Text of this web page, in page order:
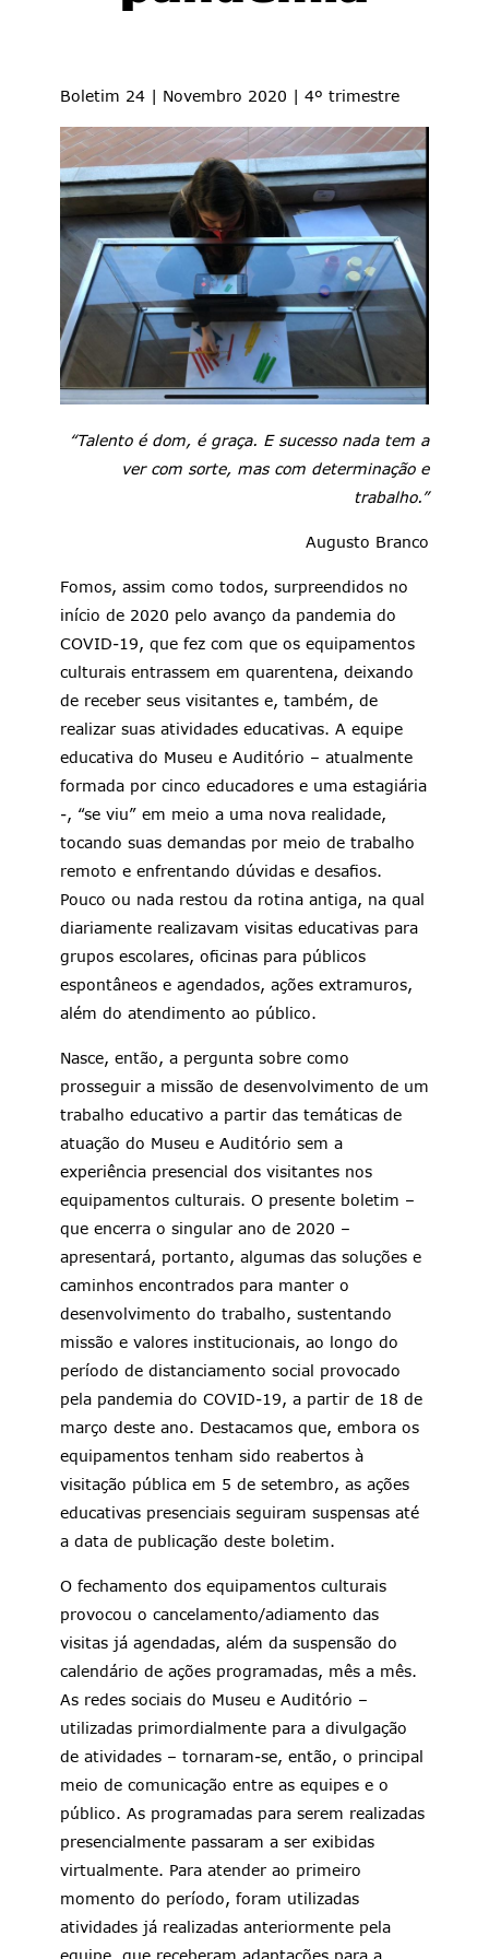
Boletim 24 | Novembro 2020 | 4º trimestre
“Talento é dom, é graça. E sucesso nada tem a
ver com sorte, mas com determinação e
trabalho.”
Augusto Branco
Fomos, assim como todos, surpreendidos no
início de 2020 pelo avanço da pandemia do
COVID-19, que fez com que os equipamentos
culturais entrassem em quarentena, deixando
de receber seus visitantes e, também, de
realizar suas atividades educativas. A equipe
educativa do Museu e Auditório – atualmente
formada por cinco educadores e uma estagiária
-, “se viu” em meio a uma nova realidade,
tocando suas demandas por meio de trabalho
remoto e enfrentando dúvidas e desafios.
Pouco ou nada restou da rotina antiga, na qual
diariamente realizavam visitas educativas para
grupos escolares, oficinas para públicos
espontâneos e agendados, ações extramuros,
além do atendimento ao público.
Nasce, então, a pergunta sobre como
prosseguir a missão de desenvolvimento de um
trabalho educativo a partir das temáticas de
atuação do Museu e Auditório sem a
experiência presencial dos visitantes nos
equipamentos culturais. O presente boletim –
que encerra o singular ano de 2020 –
apresentará, portanto, algumas das soluções e
caminhos encontrados para manter o
desenvolvimento do trabalho, sustentando
missão e valores institucionais, ao longo do
período de distanciamento social provocado
pela pandemia do COVID-19, a partir de 18 de
março deste ano. Destacamos que, embora os
equipamentos tenham sido reabertos à
visitação pública em 5 de setembro, as ações
educativas presenciais seguiram suspensas até
a data de publicação deste boletim.
O fechamento dos equipamentos culturais
provocou o cancelamento/adiamento das
visitas já agendadas, além da suspensão do
calendário de ações programadas, mês a mês.
As redes sociais do Museu e Auditório –
utilizadas primordialmente para a divulgação
de atividades – tornaram-se, então, o principal
meio de comunicação entre as equipes e o
público. As programadas para serem realizadas
presencialmente passaram a ser exibidas
virtualmente. Para atender ao primeiro
momento do período, foram utilizadas
atividades já realizadas anteriormente pela
equipe, que receberam adaptações para a